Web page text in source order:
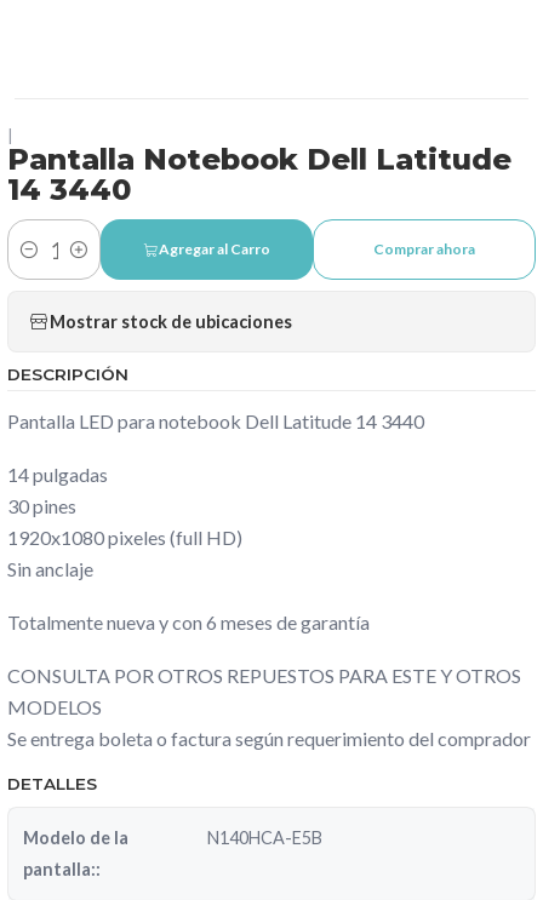
Pantalla Notebook Dell Latitude
14 3440
Cantidad
Agregar al Carro Comprar ahora
Mostrar stock de ubicaciones
DESCRIPCIÓN
Pantalla LED para notebook Dell Latitude 14 3440
14 pulgadas
30 pines
1920x1080 pixeles (full HD)
Sin anclaje
Totalmente nueva y con 6 meses de garantía
CONSULTA POR OTROS REPUESTOS PARA ESTE Y OTROS
MODELOS
Se entrega boleta o factura según requerimiento del comprador
DETALLES
Modelo de la
pantalla::
N140HCA-E5B